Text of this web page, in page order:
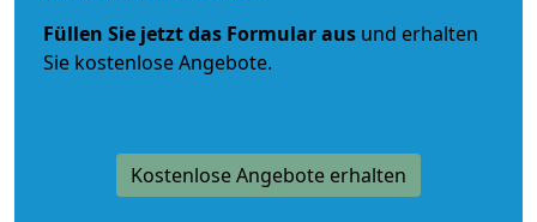
Füllen Sie jetzt das Formular aus und erhalten
Sie kostenlose Angebote.
Kostenlose Angebote erhalten